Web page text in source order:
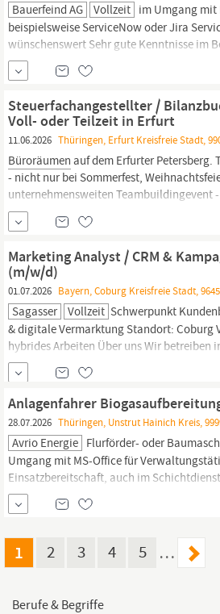
Bauerfeind AG Vollzeit im Umgang mit
beispielsweise ServiceNow oder Jira
wünschenswert Sehr gute Kenntnisse im
Clients, Client-Hardware und
im Umgang mit macOS-, iPadOS- und
Vorteil Fundiertes Wissen im Hinblick auf
Büroapplikationenim Microsoft-
Steuerfachangestellter /
Voll- oder Teilzeit in Erfurt
11.06.2026 Thüringen, Erfurt Kreisfreie Stadt,
Büroräumen auf dem Erfurter Petersberg.
- nicht nur bei Sommerfest,
unternehmensweiten Teambuildingevent
sind Teil des Teams und profitieren von
Miteinander mit flachen Hierarchien.
Marketing Analyst / CRM &
(m/w/d)
01.07.2026 Bayern, Coburg Kreisfreie Stadt,
Sagasser Vollzeit Schwerpunkt
& digitale Vermarktung Standort: Coburg
hybrides Arbeiten Über uns Wir betreiben
Thüringen
und im Vogtland rund 100
zählen zu den führenden Anbietern der
beliefern wir Gastronomie, Hotellerie und
bieten
Anlagenfahrer
28.07.2026 Thüringen, Unstrut Hainich Kreis,
Avrio Energie Flurförder- oder
Umgang mit MS-Office für
Einsatzbereitschaft, auch im
Was Sie von uns erwarten können: Eine
interessante Tätigkeit bei attraktiven
1 2 3 4 5 …
Berufe & Begriffe